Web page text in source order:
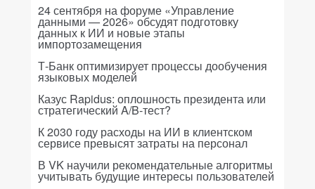
24 сентября на форуме «Управление
данными — 2026» обсудят подготовку
данных к ИИ и новые этапы
импортозамещения
Т-Банк оптимизирует процессы дообучения
языковых моделей
Казус Rapidus: оплошность президента или
стратегический A/B-тест?
К 2030 году расходы на ИИ в клиентском
сервисе превысят затраты на персонал
В VK научили рекомендательные алгоритмы
учитывать будущие интересы пользователей